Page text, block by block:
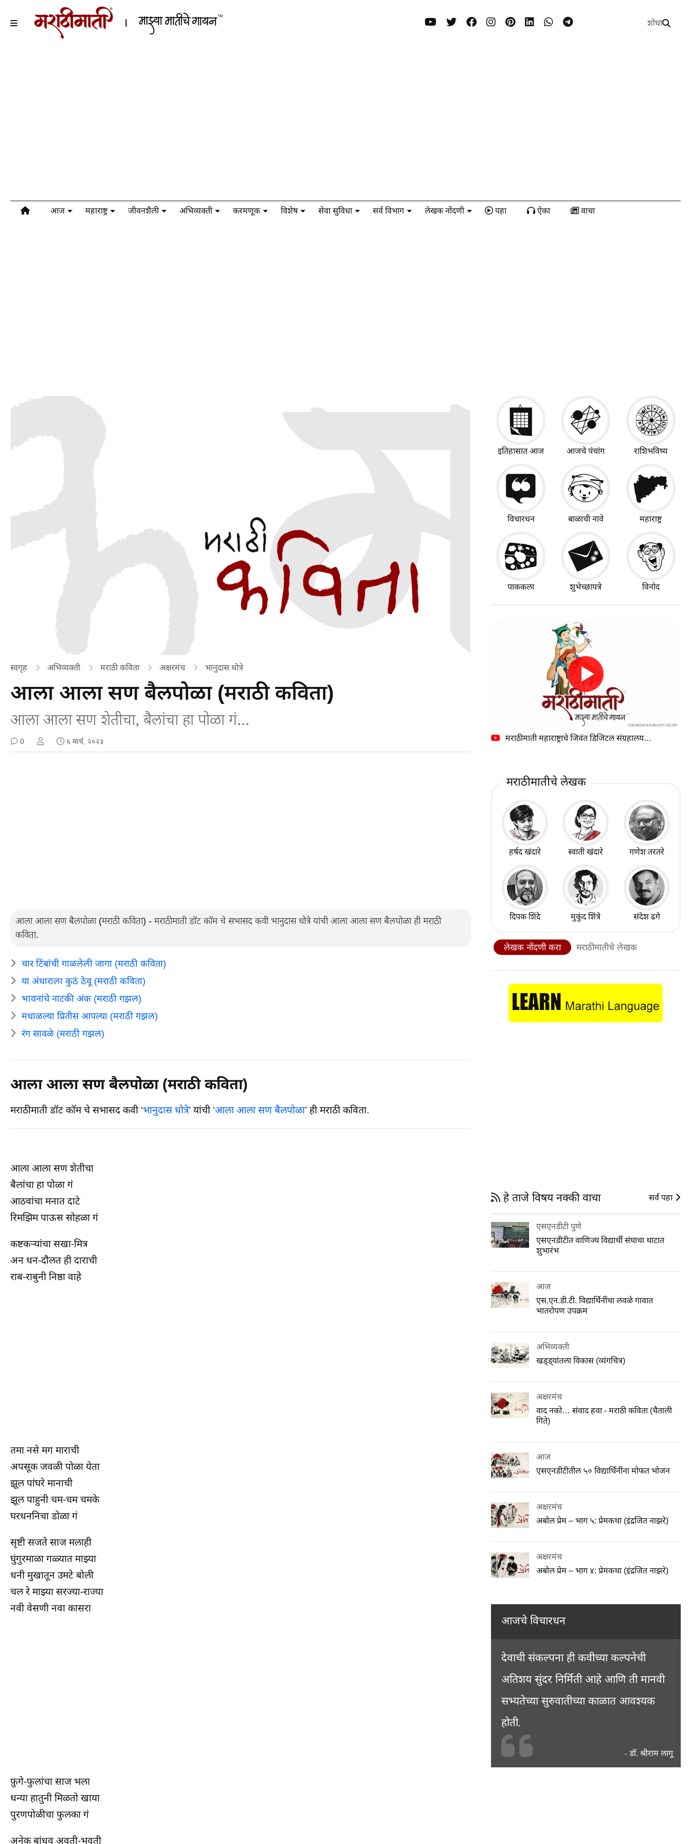
शोधा
आज महाराष्ट्र जीवनशैली अभिव्यक्ती करमणूक विशेष सेवा सुविधा सर्व विभाग लेखक नोंदणी पहा ऐका वाचा
स्वगृह अभिव्यक्ती मराठी कविता अक्षरमंच भानुदास धोत्रे
आला आला सण बैलपोळा (मराठी कविता)
आला आला सण शेतीचा, बैलांचा हा पोळा गं...
0 ६ मार्च, २०२३
आला आला सण बैलपोळा (मराठी कविता) - मराठीमाती डॉट कॉम चे सभासद कवी भानुदास धोत्रे यांची आला आला सण बैलपोळा ही मराठी
कविता.
चार टिंबांची गाळलेली जागा (मराठी कविता)
या अंधाराला कुठं ठेवू (मराठी कविता)
भावनांचे नाटकी अंक (मराठी गझल)
मधाळल्या प्रितीस आपल्या (मराठी गझल)
रंग सावळे (मराठी गझल)
आला आला सण बैलपोळा (मराठी कविता)
मराठीमाती डॉट कॉम चे सभासद कवी ‘भानुदास धोत्रे’ यांची ‘आला आला सण बैलपोळा’ ही मराठी कविता.
आला आला सण शेतीचा
बैलांचा हा पोळा गं
आठवांचा मनात दाटे
रिमझिम पाऊस सोहळा गं
कष्टकऱ्यांचा सखा-मित्र
अन धन-दौलत ही दाराची
राब-राबुनी निष्ठा वाहे
तमा नसे मग माराची
अपसूक जवळी पोळा येता
झूल पांघरे मानाची
झूल पाहुनी चम-चम चमके
घरधननिचा डोळा गं
सृष्टी सजते साज मलाही
घुंगुरमाळा गळ्यात माझ्या
धनी मुखातून उमटे बोली
चल रे माझ्या सरज्या-राज्या
नवी वेसणी नवा कासरा
फ़ुगे-फुलांचा साज भला
धन्या हातुनी मिळतो खाया
पुरणपोळीचा फुलका गं
अनेक बांधव अवती-भवती
इतिहासात आज आजचे पंचांग राशिभविष्य
विचारधन बाळाची नावे महाराष्ट्र
पाककला शुभेच्छापत्रे विनोद
मराठीमाती महाराष्ट्राचे जिवंत डिजिटल संग्रहालय…
मराठीमातीचे लेखक
हर्षद खंदारे स्वाती खंदारे गणेश तरतरे
दिपक शिंदे मुकुंद शिंत्रे संदेश ढगे
लेखक नोंदणी करा मराठीमातीचे लेखक
हे ताजे विषय नक्की वाचा सर्व पहा
एसएनडीटी पुणे
एसएनडीटीत वाणिज्य विद्यार्थी संघाचा थाटात
शुभारंभ
आज
एस.एन.डी.टी. विद्यार्थिनींचा लवळे गावात
भातरोपण उपक्रम
अभिव्यक्ती
खड्ड्यांतला विकास (व्यंगचित्र)
अक्षरमंच
वाद नको… संवाद हवा - मराठी कविता (चैताली
गिते)
आज
एसएनडीटीतील ५० विद्यार्थिनींना मोफत भोजन
अक्षरमंच
अबोल प्रेम – भाग ५: प्रेमकथा (इंद्रजित नाझरे)
अक्षरमंच
अबोल प्रेम – भाग ४: प्रेमकथा (इंद्रजित नाझरे)
आजचे विचारधन
देवाची संकल्पना ही कवीच्या कल्पनेची
अतिशय सुंदर निर्मिती आहे आणि ती मानवी
सभ्यतेच्या सुरुवातीच्या काळात आवश्यक
होती.
- डॉ. श्रीराम लागू